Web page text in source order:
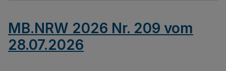
MB.NRW 2026 Nr. 209 vom
28.07.2026